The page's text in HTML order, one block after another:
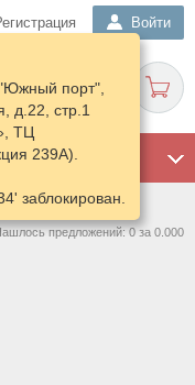
Войти
порт",
д.22, стр.1
ТЦ
239А).
заблокирован.
предложений: 0 за 0.000